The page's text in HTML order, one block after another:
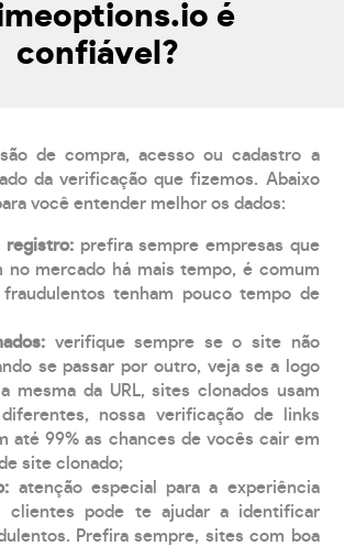
é
confiável?
de compra, acesso ou cadastro a
da verificação que fizemos. Abaixo
você entender melhor os dados:
registro: prefira sempre empresas que
no mercado há mais tempo, é comum
tenham pouco tempo de
verifique sempre se o site não
se passar por outro, veja se a logo
mesma da URL, sites clonados usam
nossa verificação de links
até 99% as chances de vocês cair em
site clonado;
atenção especial para a experiência
clientes pode te ajudar a identificar
Prefira sempre, sites com boa